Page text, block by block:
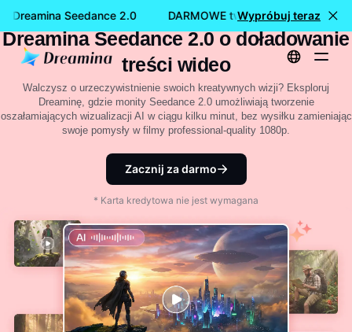
Dreamina Seedance 2.0 DARMOWE tworzenie filmów z
Wypróbuj teraz
18 wszechstronnych monitów
Dreamina Seedance 2.0 o doładowanie
treści wideo
Walczysz o urzeczywistnienie swoich kreatywnych wizji? Eksploruj
Dreaminę, gdzie monity Seedance 2.0 umożliwiają tworzenie
oszałamiających wizualizacji AI w ciągu kilku minut, bez wysiłku zamieniając
swoje pomysły w filmy professional-quality 1080p.
Zacznij za darmo
* Karta kredytowa nie jest wymagana